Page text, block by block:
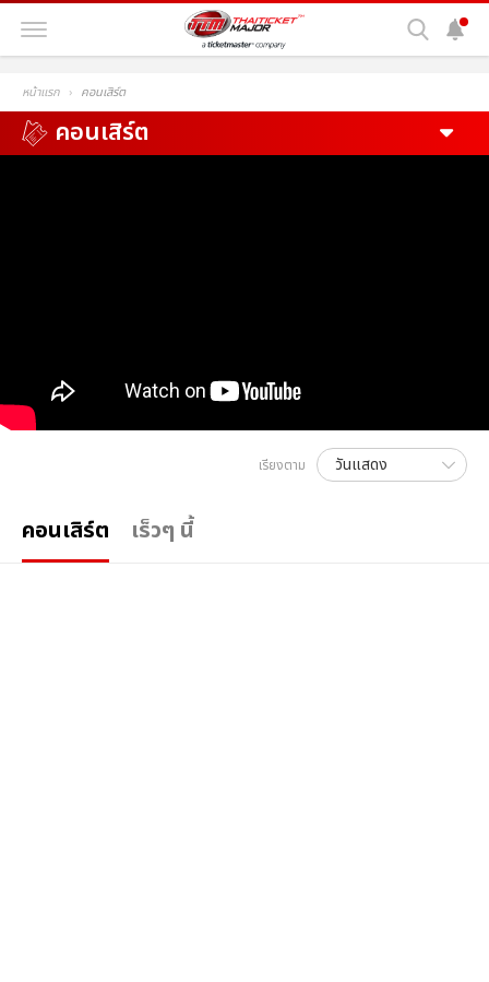
หน้าแรก คอนเสิร์ต
คอนเสิร์ต
เรียงตาม
คอนเสิร์ต เร็วๆ นี้